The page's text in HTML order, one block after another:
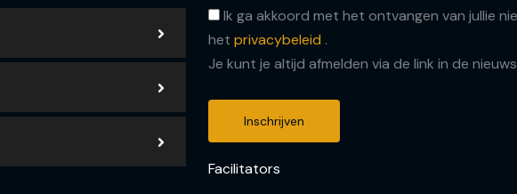
Ik ga akkoord met het ontvangen van jullie
het privacybeleid .
Je kunt je altijd afmelden via de link in de
Facilitators